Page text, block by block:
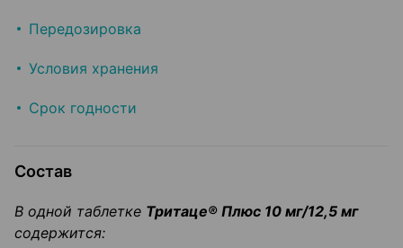
Передозировка
Условия хранения
Срок годности
Состав
В одной таблетке Тритаце® Плюс 10 мг/12,5 мг
содержится: